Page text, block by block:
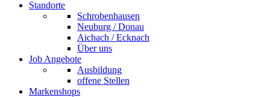
Standorte
Schrobenhausen
Neuburg / Donau
Aichach / Ecknach
Über uns
Job Angebote
Ausbildung
offene Stellen
Markenshops